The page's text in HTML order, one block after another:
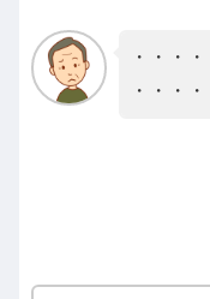
・・・
・・・